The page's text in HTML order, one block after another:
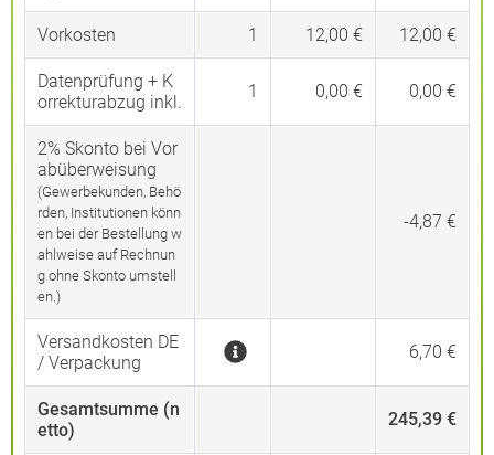
Vorkosten 1 12,00 € 12,00 €
Datenprüfung + K
orrekturabzug inkl.
1 0,00 € 0,00 €
2% Skonto bei Vor
abüberweisung
(Gewerbekunden, Behö
rden, Institutionen könn
en bei der Bestellung w
ahlweise auf Rechnun
g ohne Skonto umstell
en.)
-4,87 €
Versandkosten DE
/ Verpackung
6,70 €
Gesamtsumme (n
etto)
245,39 €